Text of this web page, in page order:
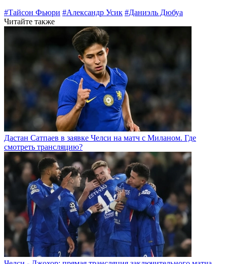
#Тайсон Фьюри #Александр Усик #Даниэль Дюбуа
Читайте также
Дастан Сатпаев в заявке Челси на матч с Миланом. Где
смотреть трансляцию?